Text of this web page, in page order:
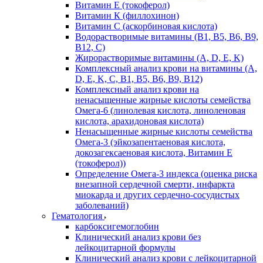
Витамин Е (токоферол)
Витамин К (филлохинон)
Витамин С (аскорбиновая кислота)
Водорастворимые витамины (B1, B5, B6, В9,
В12, С)
Жирорастворимые витамины (A, D, E, K)
Комплексный анализ крови на витамины (A,
D, E, K, C, B1, B5, B6, В9, B12)
Комплексный анализ крови на
ненасыщенные жирные кислоты семейства
Омега-6 (линолевая кислота, линоленовая
кислота, арахидоновая кислота)
Ненасыщенные жирные кислоты семейства
Омега-3 (эйкозапентаеновая кислота,
докозагексаеновая кислота, Витамин E
(токоферол))
Определение Омега-3 индекса (оценка риска
внезапной сердечной смерти, инфаркта
миокарда и других сердечно-сосудистых
заболеваний)
Гематология
карбоксигемоглобин
Клинический анализ крови без
лейкоцитарной формулы
Клинический анализ крови с лейкоцитарной